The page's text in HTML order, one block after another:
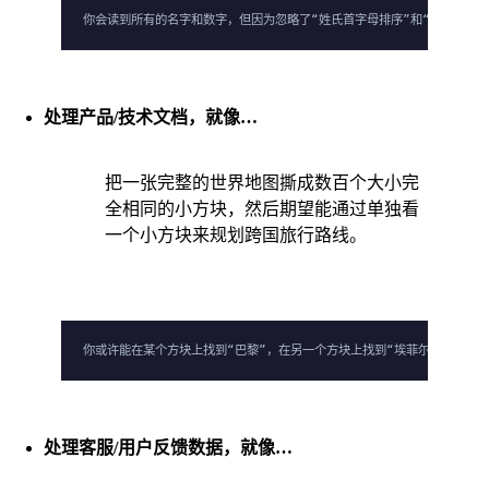
你会读到所有的名字和数字，但因为忽略了“姓氏首字母排序”和“行列对应
处理产品/技术文档，就像…
把一张完整的世界地图撕成数百个大小完
全相同的小方块，然后期望能通过单独看
一个小方块来规划跨国旅行路线。
你或许能在某个方块上找到“巴黎”，在另一个方块上找到“埃菲尔铁塔”，
处理客服/用户反馈数据，就像…